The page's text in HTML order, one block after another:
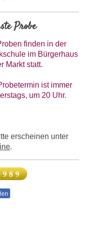
Probe
finden in der
im Bürgerhaus
Markt statt.
ist immer
um 20 Uhr.
erscheinen unter
.